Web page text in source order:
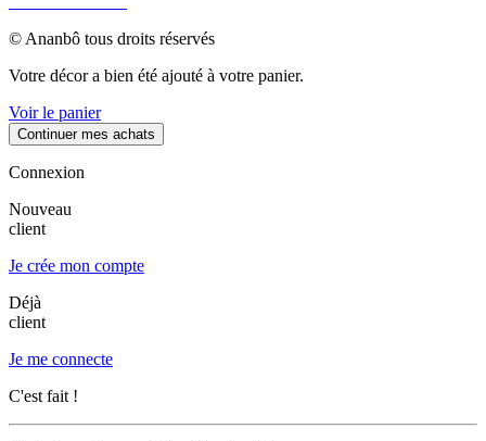
© Ananbô tous droits réservés
Votre décor a bien été ajouté à votre panier.
Voir le panier
Continuer mes achats
Connexion
Nouveau
client
Je crée mon compte
Déjà
client
Je me connecte
C'est fait !